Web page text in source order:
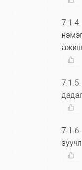
7.1.4.
7.1.5.
7.1.6.